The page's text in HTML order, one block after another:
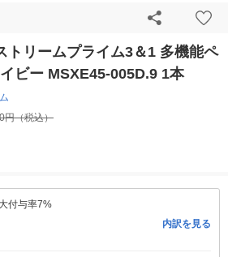
トリームプライム3＆1 多機能ペ
ビー MSXE45-005D.9 1本
円（税込）
付与率7%
内訳を見る